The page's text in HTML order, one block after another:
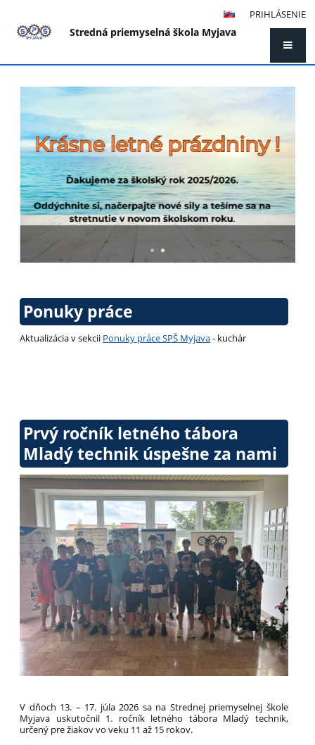
PRIHLÁSENIE
Stredná priemyselná škola Myjava
Hlavná
stránka
Ponuky práce
Aktualizácia v sekcii Ponuky práce SPŠ Myjava- kuchár
Prvý ročník letného tábora
Mladý technik úspešne za nami
V dňoch 13. – 17. júla 2026 sa na Strednej priemyselnej škole
Myjava uskutočnil 1. ročník letného tábora Mladý technik,
určený pre žiakov vo veku 11 až 15 rokov.